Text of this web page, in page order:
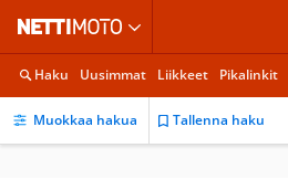
Haku Uusimmat Liikkeet Pikalinkit
Muokkaa hakua Tallenna haku